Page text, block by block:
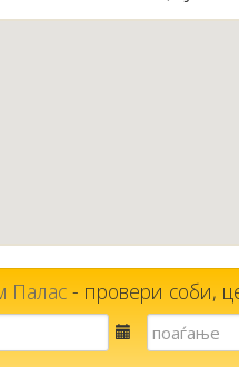
Палас- провери соби,
Е-
пошта